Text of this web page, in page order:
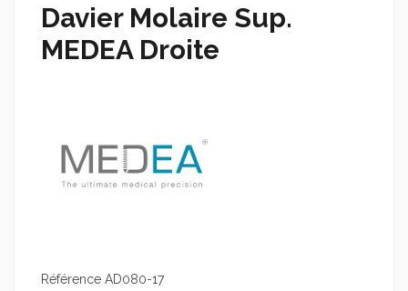
Davier Molaire Sup.
MEDEA Droite
Référence AD080-17